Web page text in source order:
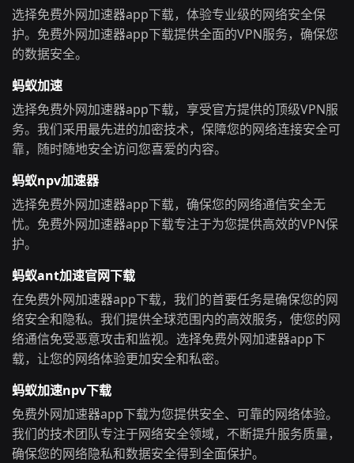
选择免费外网加速器app下载，体验专业级的网络安全保
护。免费外网加速器app下载提供全面的VPN服务，确保您
的数据安全。
蚂蚁加速
选择免费外网加速器app下载，享受官方提供的顶级VPN服
务。我们采用最先进的加密技术，保障您的网络连接安全可
靠，随时随地安全访问您喜爱的内容。
蚂蚁npv加速器
选择免费外网加速器app下载，确保您的网络通信安全无
忧。免费外网加速器app下载专注于为您提供高效的VPN保
护。
蚂蚁ant加速官网下载
在免费外网加速器app下载，我们的首要任务是确保您的网
络安全和隐私。我们提供全球范围内的高效服务，使您的网
络通信免受恶意攻击和监视。选择免费外网加速器app下
载，让您的网络体验更加安全和私密。
蚂蚁加速npv下载
免费外网加速器app下载为您提供安全、可靠的网络体验。
我们的技术团队专注于网络安全领域，不断提升服务质量，
确保您的网络隐私和数据安全得到全面保护。